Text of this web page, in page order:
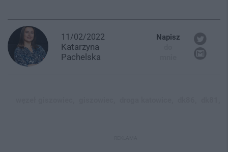
11/02/2022
Katarzyna
Pachelska
Napisz